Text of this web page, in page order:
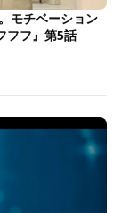
モチベーション
フフ』第5話